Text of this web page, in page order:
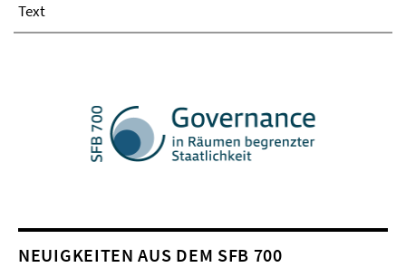
Text
NEUIGKEITEN AUS DEM SFB 700